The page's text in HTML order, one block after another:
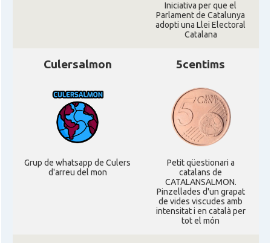
Catalans a WIGHT
Casal Centre Català d'Escòcia
Delegació del Govern al Regne Unit
i Irlanda
Consolat general a Edinburgh
Iniciativa per que el
Parlament de Catalunya
adopti una Llei Electoral
Catalana
Culersalmon
Grup de whatsapp de Culers
d'arreu del mon
5centims
Petit qüestionari a
catalans de
CATALANSALMON.
Pinzellades d'un grapat
de vides viscudes amb
intensitat i en català per
tot el món